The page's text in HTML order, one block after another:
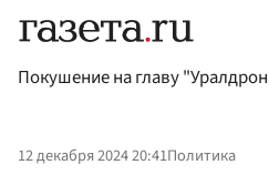
Покушение на главу
12 декабря 2024 20:41Политика